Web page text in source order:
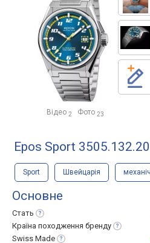
Відео 2 Фото 23
Epos Sport
Sport Швейцарія
Основне
Стать
Країна походження бренду
Swiss Made